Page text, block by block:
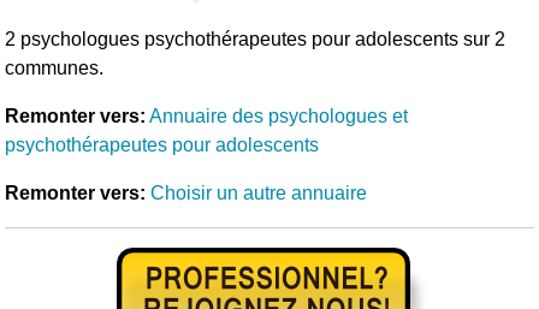
2 psychologues psychothérapeutes pour adolescents sur 2
communes.
Remonter vers: Annuaire des psychologues et
psychothérapeutes pour adolescents
Remonter vers: Choisir un autre annuaire